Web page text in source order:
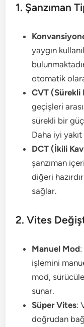
1. Şanzıman
yaygın
otomatik
CVT (Sürekli
geçişleri
sürekli bir güç
Daha iyi
DCT (İkili
şanzıman
diğeri
sağlar.
2. Vites
Manuel Mod
işlemini
mod,
sunar.
Süper Vites:
doğrudan